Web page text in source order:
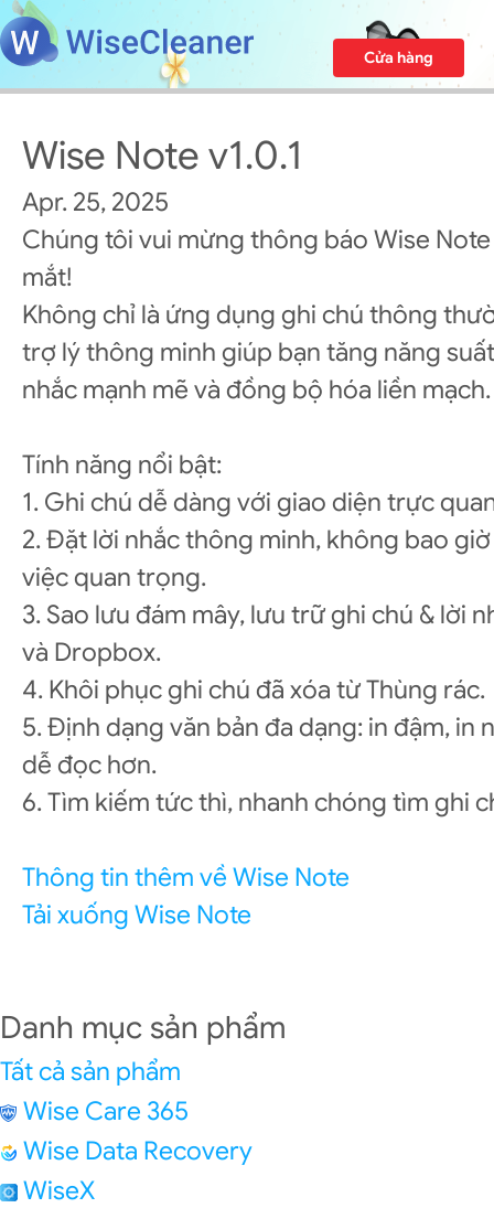
Cửa hàng
Wise Note v1.0.1
Apr. 25, 2025
Chúng tôi vui mừng thông báo Wise
mắt!
Không chỉ là ứng dụng ghi chú thông
trợ lý thông minh giúp bạn tăng năng
nhắc mạnh mẽ và đồng bộ hóa liền mạch.
Tính năng nổi bật:
1. Ghi chú dễ dàng với giao diện trực
2. Đặt lời nhắc thông minh, không bao
việc quan trọng.
3. Sao lưu đám mây, lưu trữ ghi chú & lời
và Dropbox.
4. Khôi phục ghi chú đã xóa từ Thùng rác.
5. Định dạng văn bản đa dạng: in đậm, in
dễ đọc hơn.
6. Tìm kiếm tức thì, nhanh chóng tìm ghi
Thông tin thêm về Wise Note
Tải xuống Wise Note
Danh mục sản phẩm
Tất cả sản phẩm
Wise Care 365
Wise Data Recovery
WiseX